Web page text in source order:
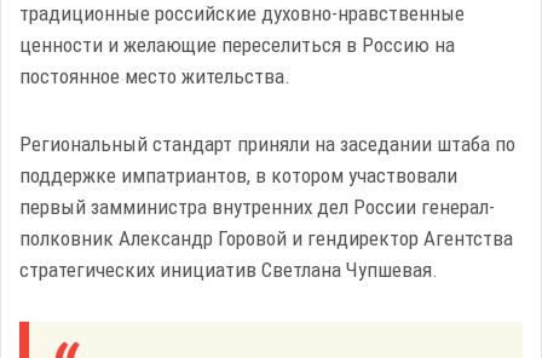
традиционные российские духовно-нравственные
ценности и желающие переселиться в Россию на
постоянное место жительства.
Региональный стандарт приняли на заседании штаба по
поддержке импатриантов, в котором участвовали
первый замминистра внутренних дел России генерал-
полковник Александр Горовой и гендиректор Агентства
стратегических инициатив Светлана Чупшевая.